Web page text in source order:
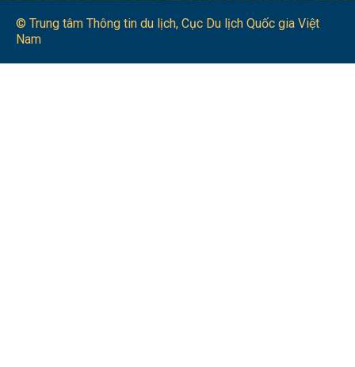
© Trung tâm Thông tin du lịch​, Cục Du lịch Quốc gia Việt
Nam